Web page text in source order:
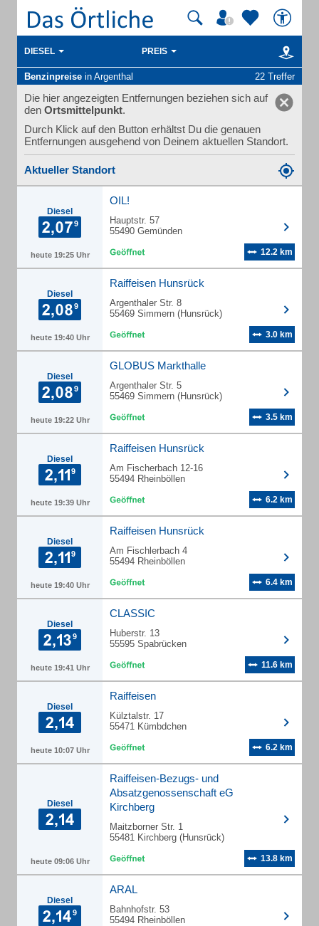
DIESEL PREIS
Benzinpreise in Argenthal 22 Treffer
Die hier angezeigten Entfernungen beziehen sich auf
den Ortsmittelpunkt.
Durch Klick auf den Button erhältst Du die genauen
Entfernungen ausgehend von Deinem aktuellen Standort.
Aktueller Standort
Diesel
heute 19:25 Uhr
OIL!
Hauptstr. 57
55490 Gemünden
12.2 km
Diesel
heute 19:40 Uhr
Raiffeisen Hunsrück
Argenthaler Str. 8
55469 Simmern (Hunsrück)
3.0 km
Diesel
heute 19:22 Uhr
GLOBUS Markthalle
Argenthaler Str. 5
55469 Simmern (Hunsrück)
3.5 km
Diesel
heute 19:39 Uhr
Raiffeisen Hunsrück
Am Fischerbach 12-16
55494 Rheinböllen
6.2 km
Diesel
heute 19:40 Uhr
Raiffeisen Hunsrück
Am Fischlerbach 4
55494 Rheinböllen
6.4 km
Diesel
heute 19:41 Uhr
CLASSIC
Huberstr. 13
55595 Spabrücken
11.6 km
Diesel
heute 10:07 Uhr
Raiffeisen
Külztalstr. 17
55471 Kümbdchen
6.2 km
Diesel
heute 09:06 Uhr
Raiffeisen-Bezugs- und
Absatzgenossenschaft eG
Kirchberg
Maitzborner Str. 1
55481 Kirchberg (Hunsrück)
13.8 km
Diesel
ARAL
Bahnhofstr. 53
55494 Rheinböllen